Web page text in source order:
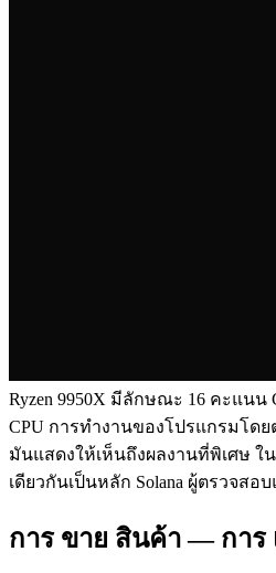
Ryzen 9950X มีลักษณะ 16 คะแนน
CPU การทํางานของโปรแกรมโด
มันแสดงให้เห็นถึงผลงานที่พิเศษ ใ
เดียวกันเป็นหลัก Solana ผู้ตรวจส
การ ขาย สินค้า — การ